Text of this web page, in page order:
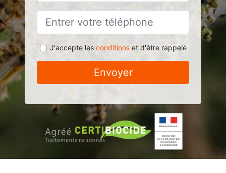
J'accepte les conditionset d'être rappelé
Envoyer